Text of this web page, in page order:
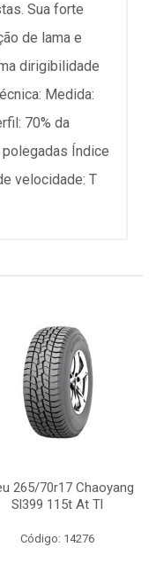
Sua forte
de lama e
dirigibilidade
Medida:
70% da
polegadas Índice
velocidade: T
265/70r17 Chaoyang
Sl399 115t At Tl
Código: 14276